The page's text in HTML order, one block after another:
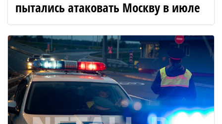
пытались атаковать Москву в июле